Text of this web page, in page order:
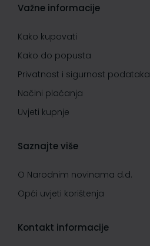
Važne informacije
Kako kupovati
Kako do popusta
Privatnost i sigurnost podataka
Načini plaćanja
Uvjeti kupnje
Saznajte više
O Narodnim novinama d.d.
Opći uvjeti korištenja
Kontakt informacije